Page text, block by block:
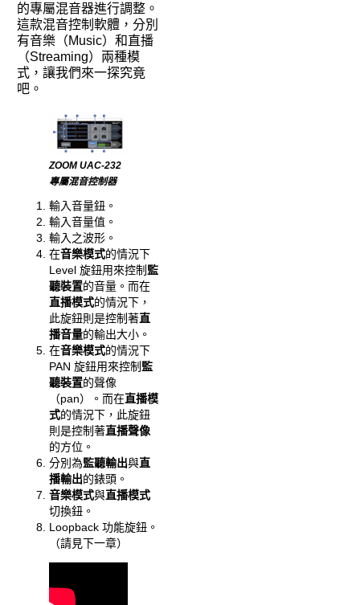
的專屬混音器進行調整。
這款混音控制軟體，分別
有音樂（Music）和直播
（Streaming）兩種模
式，讓我們來一探究竟
吧。
ZOOM UAC-232
專屬混音控制器
輸入音量鈕。
輸入音量值。
輸入之波形。
在音樂模式的情況下
Level 旋鈕用來控制監
聽裝置的音量。而在
直播模式的情況下，
此旋鈕則是控制著直
播音量的輸出大小。
在音樂模式的情況下
PAN 旋鈕用來控制監
聽裝置的聲像
（pan）。而在直播模
式的情況下，此旋鈕
則是控制著直播聲像
的方位。
分別為監聽輸出與直
播輸出的錶頭。
音樂模式與直播模式
切換鈕。
Loopback 功能旋鈕。
（請見下一章）